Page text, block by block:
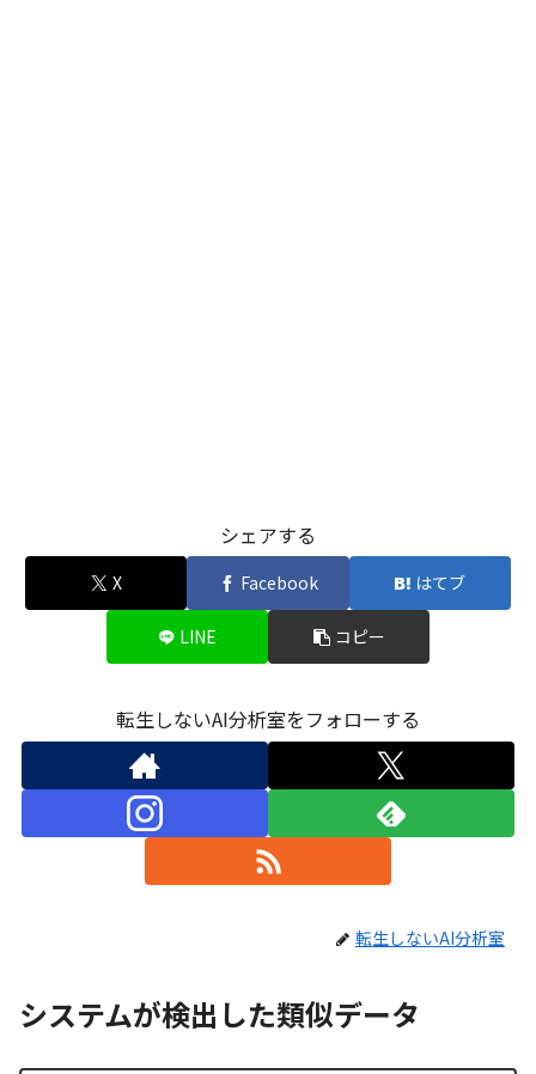
シェアする
X Facebook はてブ
LINE コピー
転生しないAI分析室をフォローする
転生しないAI分析室
システムが検出した類似データ